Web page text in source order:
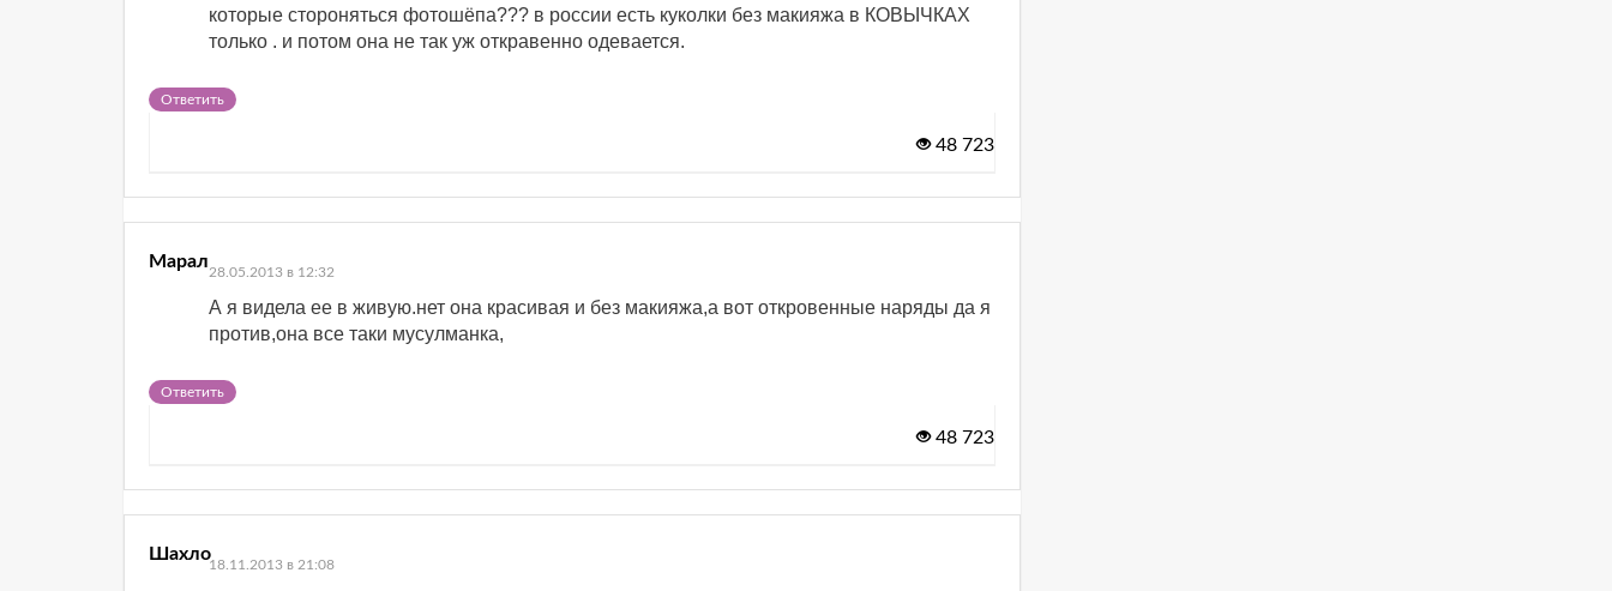
которые стороняться фотошёпа??? в россии есть куколки без макияжа в КОВЫЧКАХ
только . и потом она не так уж откравенно одевается.
Ответить
48 723
Марал
28.05.2013 в 12:32
А я видела ее в живую.нет она красивая и без макияжа,а вот откровенные наряды да я
против,она все таки мусулманка,
Ответить
48 723
Шахло
18.11.2013 в 21:08